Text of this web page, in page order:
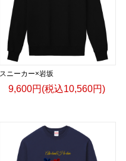
スニーカー×岩坂
9,600円(税込10,560円)